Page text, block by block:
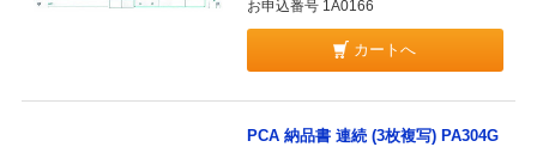
お申込番号 1A0166
カートへ
PCA 納品書 連続 (3枚複写) PA304G